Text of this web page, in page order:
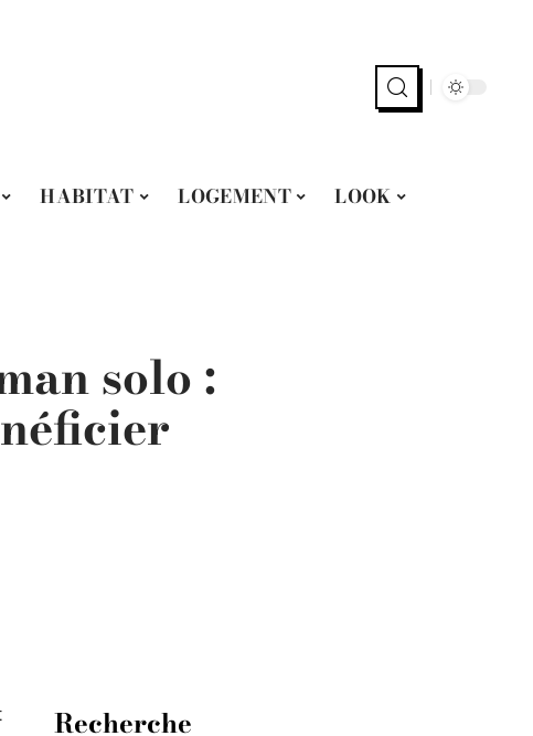
HABITAT LOGEMENT
LOOK
solo :
Recherche